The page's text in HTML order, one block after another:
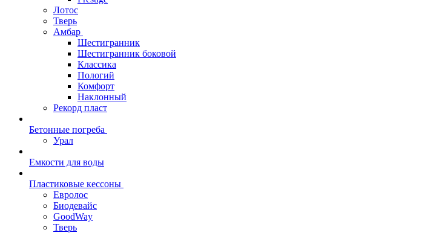
Лотос
Тверь
Амбар
Шестигранник
Шестигранник боковой
Классика
Пологий
Комфорт
Наклонный
Рекорд пласт
Бетонные погреба
Урал
Емкости для воды
Пластиковые кессоны
Евролос
Биодевайс
GoodWay
Тверь